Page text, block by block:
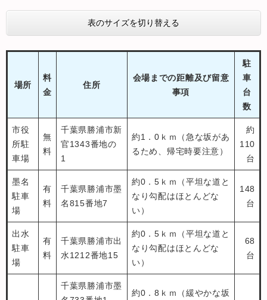
表のサイズを切り替える
場所
料
金
住所
会場までの距離及び留意
事項
駐
車
台
数
市役
所駐
車場
無
料
千葉県勝浦市新
官1343番地の
1
約1．0ｋｍ（急な坂があ
るため、帰宅時要注意）
約
110
台
墨名
駐車
場
有
料
千葉県勝浦市墨
名815番地7
約0．5ｋｍ（平坦な道と
なり勾配はほとんどな
い）
148
台
出水
駐車
場
有
料
千葉県勝浦市出
水1212番地15
約0．5ｋｍ（平坦な道と
なり勾配はほとんどな
い）
68
台
千葉県勝浦市墨
約0．8ｋｍ（緩やかな坂